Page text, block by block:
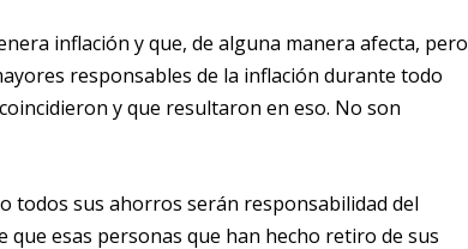
inflación y que, de alguna manera afecta, pero
responsables de la inflación durante todo
y que resultaron en eso. No son
todos sus ahorros serán responsabilidad del
que esas personas que han hecho retiro de sus